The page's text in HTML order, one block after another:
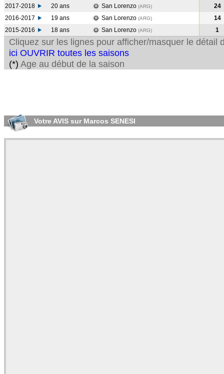
2017-2018
20 ans San Lorenzo (ARG)
24
2016-2017
19 ans San Lorenzo (ARG)
14
2015-2016
18 ans San Lorenzo (ARG) 1
Cliquez sur les lignes pour afficher/masquer le détail
ici OUVRIR toutes les saisons
(*) Age au début de la saison
Votre AVIS sur Marcos SENESI